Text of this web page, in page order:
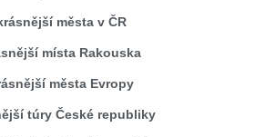
města v ČR
místa Rakouska
města Evropy
túry České republiky